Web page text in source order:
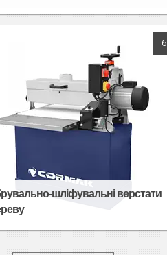
6
шліфувальні верстати